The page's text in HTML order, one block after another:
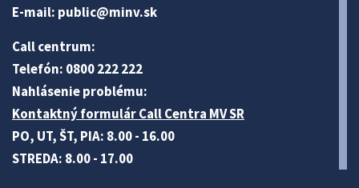
E-mail: public@minv.sk
Call centrum:
Telefón: 0800 222 222
Nahlásenie problému:
Kontaktný formulár Call Centra MV SR
PO, UT, ŠT, PIA: 8.00 - 16.00
STREDA: 8.00 - 17.00